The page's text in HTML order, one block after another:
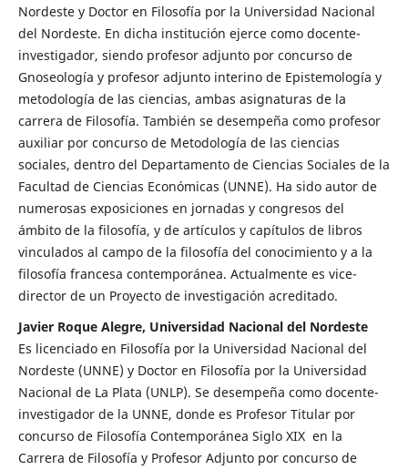
Nordeste y Doctor en Filosofía por la Universidad Nacional
del Nordeste. En dicha institución ejerce como docente-
investigador, siendo profesor adjunto por concurso de
Gnoseología y profesor adjunto interino de Epistemología y
metodología de las ciencias, ambas asignaturas de la
carrera de Filosofía. También se desempeña como profesor
auxiliar por concurso de Metodología de las ciencias
sociales, dentro del Departamento de Ciencias Sociales de la
Facultad de Ciencias Económicas (UNNE). Ha sido autor de
numerosas exposiciones en jornadas y congresos del
ámbito de la filosofía, y de artículos y capítulos de libros
vinculados al campo de la filosofía del conocimiento y a la
filosofía francesa contemporánea. Actualmente es vice-
director de un Proyecto de investigación acreditado.
Javier Roque Alegre, Universidad Nacional del Nordeste
Es licenciado en Filosofía por la Universidad Nacional del
Nordeste (UNNE) y Doctor en Filosofía por la Universidad
Nacional de La Plata (UNLP). Se desempeña como docente-
investigador de la UNNE, donde es Profesor Titular por
concurso de Filosofía Contemporánea Siglo XIX en la
Carrera de Filosofía y Profesor Adjunto por concurso de